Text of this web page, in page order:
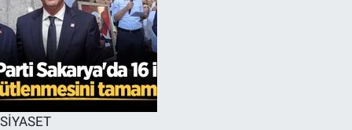
SİYASET